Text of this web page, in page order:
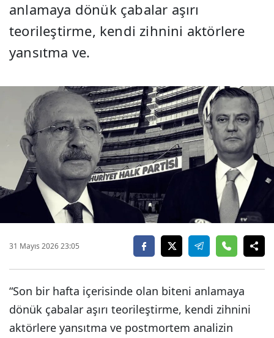
anlamaya dönük çabalar aşırı
teorileştirme, kendi zihnini aktörlere
yansıtma ve.
31 Mayıs 2026 23:05
“Son bir hafta içerisinde olan biteni anlamaya
dönük çabalar aşırı teorileştirme, kendi zihnini
aktörlere yansıtma ve postmortem analizin